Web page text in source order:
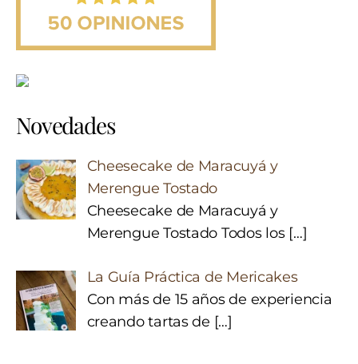
Novedades
Cheesecake de Maracuyá y
Merengue Tostado
Cheesecake de Maracuyá y
Merengue Tostado Todos los […]
La Guía Práctica de Mericakes
Con más de 15 años de experiencia
creando tartas de […]